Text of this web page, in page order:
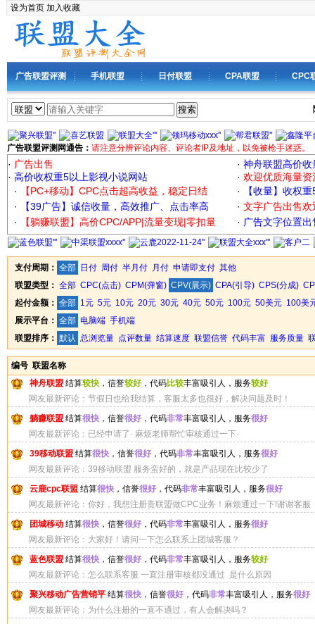
设为首页 加入收藏
广告联盟评测 手机联盟 日付联盟 CPA联盟 CPC
搜索
广告联盟评测网通告： 请注意分辨评论内容、评论者IP及地址，以免被枪手迷惑。
· 广告出售 · 神舟联盟高价收
· 高价收权重5以上影视小说网站 · 欢迎优质海量资
·
【PC+移动】CPC点击超高收益，稳定日结 ·
【收量】收权
·
【39广告】诚信收量，高效推广、点击率高 · 文字广告出售欢
·
【躺赚联盟】高价CPC/APP|流量变现|零扣量 · 广告文字位置
支付周期： 全部 日付 周付 半月付 月付 申请即支付 其他
联盟类型： 全部 CPC(点击) CPM(弹窗) CPV(展示) CPA(引导) CPS(分成)
起付金额： 全部 1元 5元 10元 20元 30元 40元 50元 100元 50美元 100美
展示平台： 全部 电脑端 手机端
联盟排序： 默认 总浏览量 点评数量 结算速度 联盟信誉 代码丰富 服务质量
编号 联盟名称
神舟联盟 结算较快 ，信誉较好，代码比较丰富吸引人，服务较好
网友最新评论：节假日也给我结算，客服太多也很好，解决问题及时！
躺赚联盟 结算很快 ，信誉很好 ，代码非常丰富吸引人，服务很好
网友最新评论：已经申请了· 麻烦老师帮忙审核通过一下·
39移动联盟 结算很快 ，信誉很好 ，代码非常丰富吸引人，服务很好
网友最新评论：39移动联盟 服务蛮好的，就是产品现在比较少了
云鹿cpc联盟 结算很快 ，信誉很好 ，代码非常丰富吸引人，服务很好
网友最新评论：你好，我想注册贵联盟做CPC业务！麻烦通过一下!谢谢客服
团城移动 结算很快 ，信誉很好 ，代码非常丰富吸引人，服务很好
网友最新评论：大家好！请问一下怎么联系上团城客服？
蓝色联盟 结算很快 ，信誉很好 ，代码非常丰富吸引人，服务较好
网友最新评论：怎么联系客服 一直注册审核都没通过 是什么原因
聚兴移动广告营销平 结算很快 ，信誉很好 ，代码非常丰富吸引人，服务很好
网友最新评论：为什么注册的一直不通过，有人会解决吗？